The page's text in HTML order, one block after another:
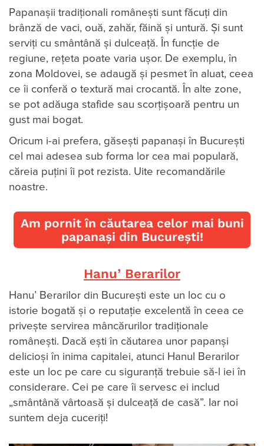
Papanașii tradiționali românești sunt făcuți din
brânză de vaci, ouă, zahăr, făină și untură. Și sunt
serviţi cu smântână și dulceață. În funcție de
regiune, rețeta poate varia ușor. De exemplu, în
zona Moldovei, se adaugă și pesmet în aluat, ceea
ce îi conferă o textură mai crocantă. În alte zone,
se pot adăuga stafide sau scorțișoară pentru un
gust mai bogat.
Oricum i-ai prefera, găsești papanași în Bucureşti
cel mai adesea sub forma lor cea mai populară,
căreia puţini îi pot rezista. Uite recomandările
noastre.
Am pornit în căutarea celor mai buni
papanași din București!
Hanu’ Berarilor
Hanu’ Berarilor din București este un loc cu o
istorie bogată și o reputație excelentă în ceea ce
privește servirea mâncărurilor tradiționale
românești. Dacă ești în căutarea unor papanși
delicioși în inima capitalei, atunci Hanul Berarilor
este un loc pe care cu siguranță trebuie să-l iei în
considerare. Cei pe care îi servesc ei includ
„smântână vârtoasă și dulceață de casă”. Iar noi
suntem deja cuceriți!